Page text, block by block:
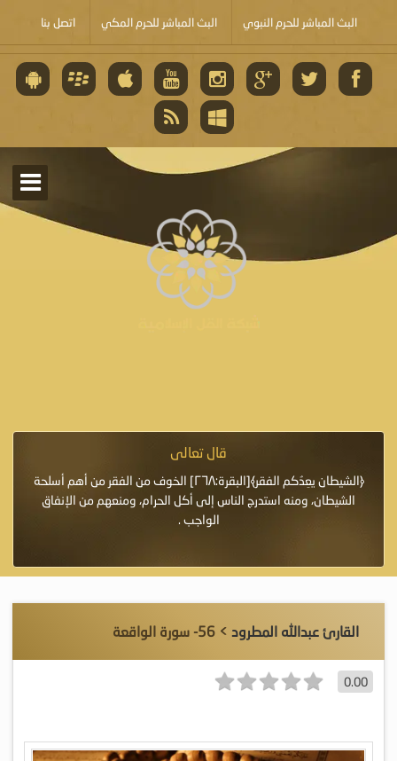
البث المباشر للحرم النبوي البث المباشر للحرم المكي اتصل بنا
قال تعالى
﴿الشيطان يعِدُكم الفقر﴾[البقرة:٢٦٨] الخوف من الفقر من أهم أسلحة
الشيطان، ومنه استدرج الناس إلى أكل الحرام، ومنعهم من الإنفاق
الواجب .
القارئ عبدالله المطرود > 56- سورة الواقعة
0.00